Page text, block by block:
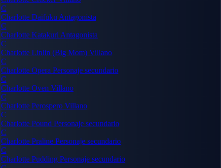
C
Charlotte Daifuku Antagonista
C
Charlotte Katakuri Antagonista
C
Charlotte Linlin (Big Mom) Villano
C
Charlotte Opera Personaje secundario
C
Charlotte Oven Villano
C
Charlotte Perospero Villano
C
Charlotte Pound Personaje secundario
C
Charlotte Praline Personaje secundario
C
Charlotte Pudding Personaje secundario